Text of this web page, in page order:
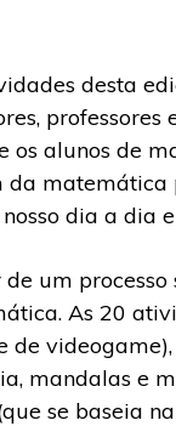
desta
professores
alunos de
matemática
dia a dia
um
As 20
de
mandalas e
se baseia